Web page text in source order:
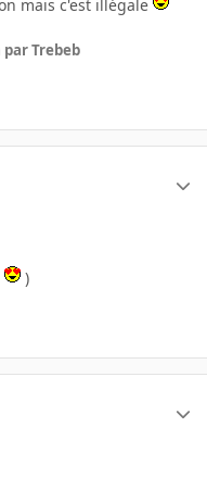
mais c'est illégale
par Trebeb
)